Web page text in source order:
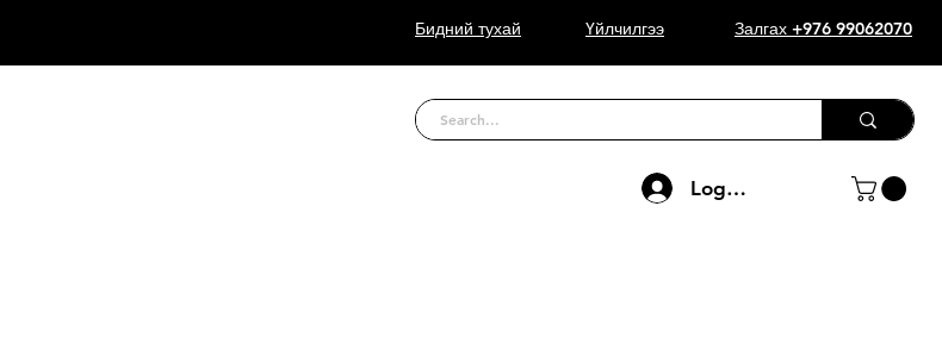
Бидний тухай Үйлчилгээ Залгах +976 99062070
Log In